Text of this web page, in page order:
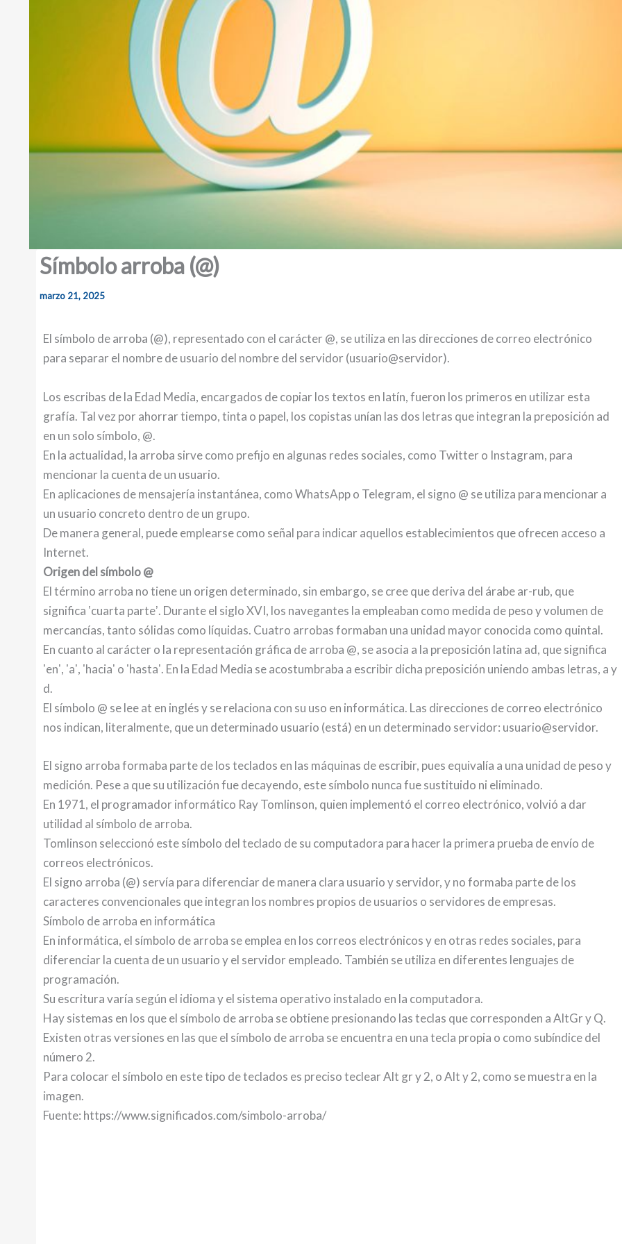
Símbolo arroba (@)
marzo 21, 2025
El símbolo de arroba (@), representado con el carácter @, se utiliza en las direcciones de correo electrónico
para separar el nombre de usuario del nombre del servidor (usuario@servidor).
Los escribas de la Edad Media, encargados de copiar los textos en latín, fueron los primeros en utilizar esta
grafía. Tal vez por ahorrar tiempo, tinta o papel, los copistas unían las dos letras que integran la preposición ad
en un solo símbolo, @.
En la actualidad, la arroba sirve como prefijo en algunas redes sociales, como Twitter o Instagram, para
mencionar la cuenta de un usuario.
En aplicaciones de mensajería instantánea, como WhatsApp o Telegram, el signo @ se utiliza para mencionar a
un usuario concreto dentro de un grupo.
De manera general, puede emplearse como señal para indicar aquellos establecimientos que ofrecen acceso a
Internet.
Origen del símbolo @
El término arroba no tiene un origen determinado, sin embargo, se cree que deriva del árabe ar-rub, que
significa ʽcuarta parteʼ. Durante el siglo XVI, los navegantes la empleaban como medida de peso y volumen de
mercancías, tanto sólidas como líquidas. Cuatro arrobas formaban una unidad mayor conocida como quintal.
En cuanto al carácter o la representación gráfica de arroba @, se asocia a la preposición latina ad, que significa
ʽenʼ, ʽaʼ, ʽhaciaʼ o ʽhastaʼ. En la Edad Media se acostumbraba a escribir dicha preposición uniendo ambas letras, a y
d.
El símbolo @ se lee at en inglés y se relaciona con su uso en informática. Las direcciones de correo electrónico
nos indican, literalmente, que un determinado usuario (está) en un determinado servidor: usuario@servidor.
El signo arroba formaba parte de los teclados en las máquinas de escribir, pues equivalía a una unidad de peso y
medición. Pese a que su utilización fue decayendo, este símbolo nunca fue sustituido ni eliminado.
En 1971, el programador informático Ray Tomlinson, quien implementó el correo electrónico, volvió a dar
utilidad al símbolo de arroba.
Tomlinson seleccionó este símbolo del teclado de su computadora para hacer la primera prueba de envío de
correos electrónicos.
El signo arroba (@) servía para diferenciar de manera clara usuario y servidor, y no formaba parte de los
caracteres convencionales que integran los nombres propios de usuarios o servidores de empresas.
Símbolo de arroba en informática
En informática, el símbolo de arroba se emplea en los correos electrónicos y en otras redes sociales, para
diferenciar la cuenta de un usuario y el servidor empleado. También se utiliza en diferentes lenguajes de
programación.
Su escritura varía según el idioma y el sistema operativo instalado en la computadora.
Hay sistemas en los que el símbolo de arroba se obtiene presionando las teclas que corresponden a AltGr y Q.
Existen otras versiones en las que el símbolo de arroba se encuentra en una tecla propia o como subíndice del
número 2.
Para colocar el símbolo en este tipo de teclados es preciso teclear Alt gr y 2, o Alt y 2, como se muestra en la
imagen.
Fuente: https://www.significados.com/simbolo-arroba/